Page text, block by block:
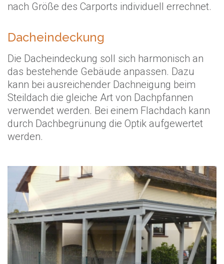
nach Größe des Carports individuell errechnet.
Dacheindeckung
Die Dacheindeckung soll sich harmonisch an
das bestehende Gebäude anpassen. Dazu
kann bei ausreichender Dachneigung beim
Steildach die gleiche Art von Dachpfannen
verwendet werden. Bei einem Flachdach kann
durch Dachbegrünung die Optik aufgewertet
werden.